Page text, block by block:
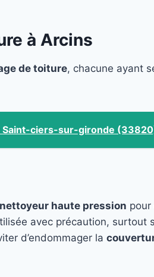
à Arcins
de toiture, chacune ayant
Saint-ciers-sur-gironde
nettoyeur haute pression
avec précaution, surtout
d’endommager la